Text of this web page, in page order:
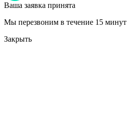
Ваша заявка принята
Мы перезвоним в течение 15 минут
Закрыть